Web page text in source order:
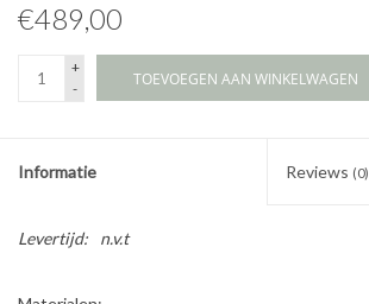
€489,00
+
-
TOEVOEGEN AAN WINKELWAGEN
Informatie Reviews (0)
Levertijd: n.v.t